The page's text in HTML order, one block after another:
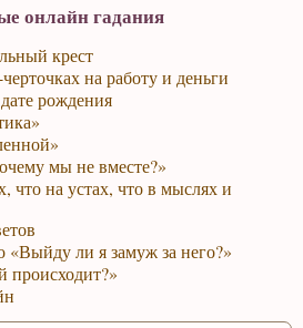
онлайн гадания
крест
на работу и деньги
рождения
мы не вместе?»
что на устах, что в мыслях и
«Выйду ли я замуж за него?»
происходит?»